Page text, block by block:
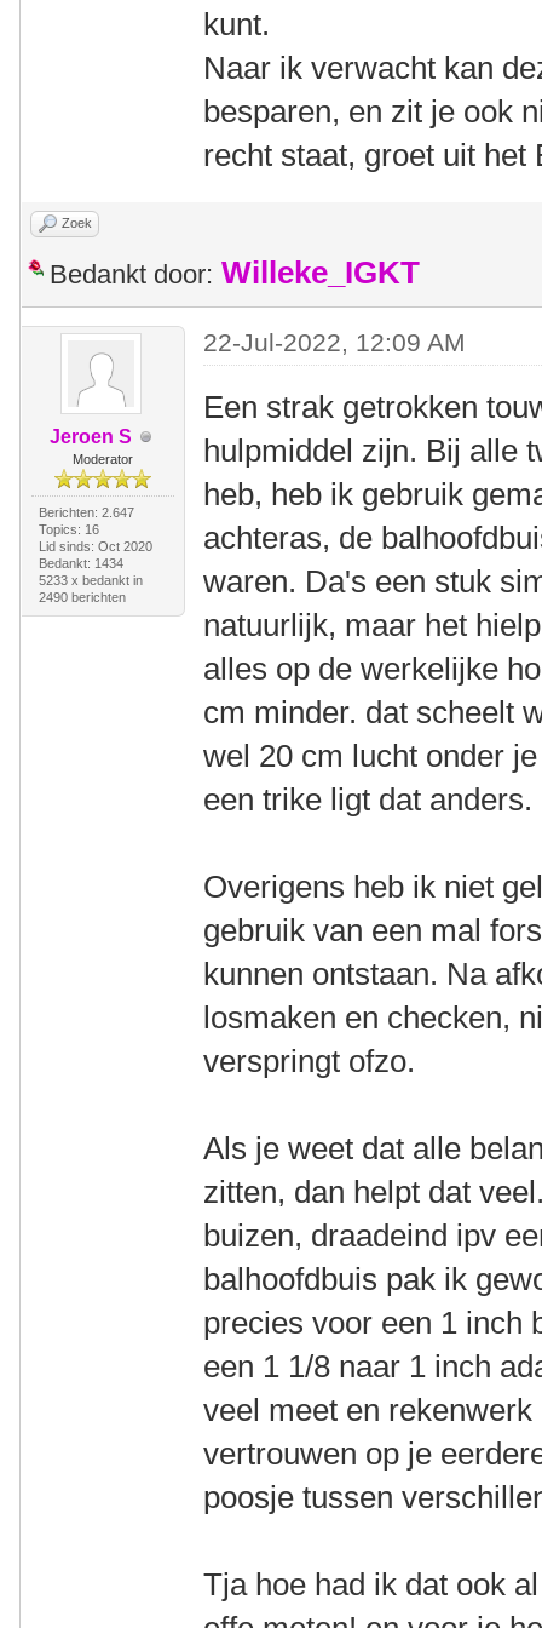
kunt.
Naar ik verwacht kan
besparen, en zit je ook
recht staat, groet uit het
Zoek
Bedankt door: Willeke_IGKT
Jeroen S
Moderator
Berichten: 2.647
Topics: 16
Lid sinds: Oct 2020
Bedankt: 1434
5233 x bedankt in
2490 berichten
22-Jul-2022, 12:09 AM
Een strak getrokken
hulpmiddel zijn. Bij alle
heb, heb ik gebruik
achteras, de
waren. Da's een stuk
natuurlijk, maar het
alles op de werkelijke
cm minder. dat scheelt
wel 20 cm lucht onder
een trike ligt dat anders.
Overigens heb ik niet
gebruik van een mal
kunnen ontstaan. Na
losmaken en checken,
verspringt ofzo.
Als je weet dat alle
zitten, dan helpt dat
buizen, draadeind ipv
balhoofdbuis pak ik
precies voor een 1 inch
een 1 1/8 naar 1 inch
veel meet en
vertrouwen op je
poosje tussen
Tja hoe had ik dat ook